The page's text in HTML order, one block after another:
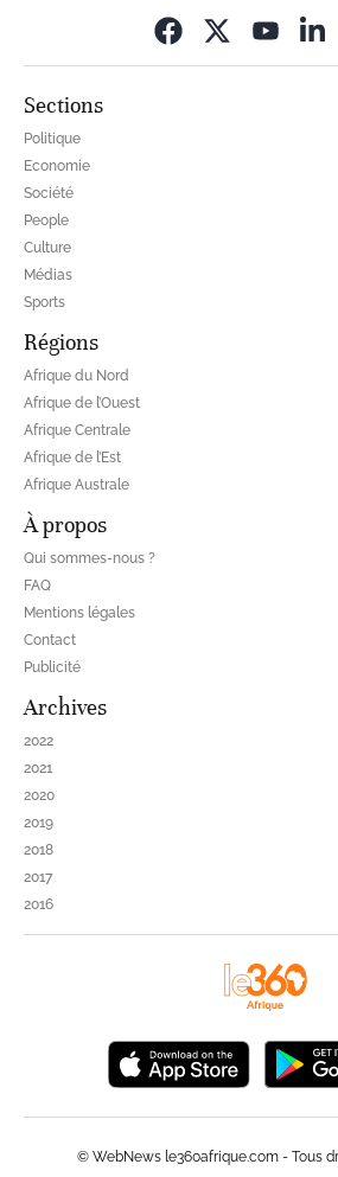
Sections
Politique
Economie
Société
People
Culture
Médias
Sports
Régions
Afrique du Nord
Afrique de l’Ouest
Afrique Centrale
Afrique de l’Est
Afrique Australe
À propos
Qui sommes-nous ?
FAQ
Mentions légales
Contact
Publicité
Archives
2022
2021
2020
2019
2018
2017
2016
© WebNews le360afrique.com - Tous